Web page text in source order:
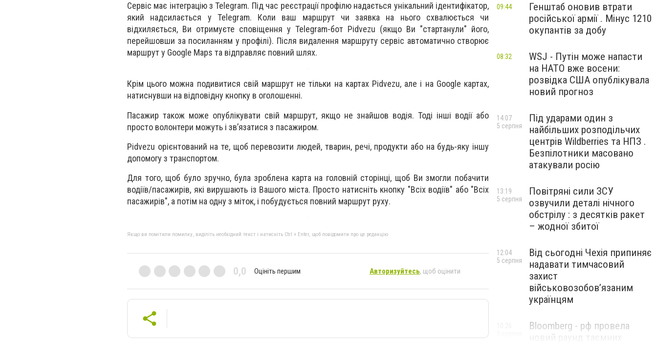
Сервіс має інтеграцію з Telegram. Під час реєстрації профілю надається унікальний ідентифікатор,
який надсилається у Telegram. Коли ваш маршрут чи заявка на нього схвалюється чи
відхиляється, Ви отримуєте сповіщення у Telegram-бот Pidvezu (якщо Ви "стартанули" його,
перейшовши за посиланням у профілі). Після видалення маршруту сервіс автоматично створює
маршрут у Google Maps та відправляє повний шлях.
Крім цього можна подивитися свій маршрут не тільки на картах Pidvezu, але і на Google картах,
натиснувши на відповідну кнопку в оголошенні.
Пасажир також може опублікувати свій маршрут, якщо не знайшов водія. Тоді інші водії або
просто волонтери можуть і зв’язатися з пасажиром.
Pidvezu орієнтований на те, щоб перевозити людей, тварин, речі, продукти або на будь-яку іншу
допомогу з транспортом.
Для того, щоб було зручно, була зроблена карта на головній сторінці, щоб Ви змогли побачити
водіїв/пасажирів, які вирушають із Вашого міста. Просто натисніть кнопку "Всіх водіїв" або "Всіх
пасажирів", а потім на одну з міток, і побудується повний маршрут руху.
Якщо ви помітили помилку, виділіть необхідний текст і натисніть Ctrl + Enter, щоб повідомити про це редакцію
0,0 Оцініть першим Авторизуйтесь, щоб оцінити
Генштаб оновив втрати
російської армії . Мінус 1210
окупантів за добу
09:44
WSJ - Путін може напасти
на НАТО вже восени:
розвідка США опублікувала
новий прогноз
08:32
Під ударами один з
найбільших розподільчих
центрів Wildberries та НПЗ .
Безпілотники масовано
атакували росію
14:07
5 серпня
Повітряні сили ЗСУ
озвучили деталі нічного
обстрілу : з десятків ракет
– жодної збитої
13:19
5 серпня
Від сьогодні Чехія припиняє
надавати тимчасовий
захист
військовозобов’язаним
українцям
12:04
5 серпня
Bloomberg - рф провела
новий раунд таємних